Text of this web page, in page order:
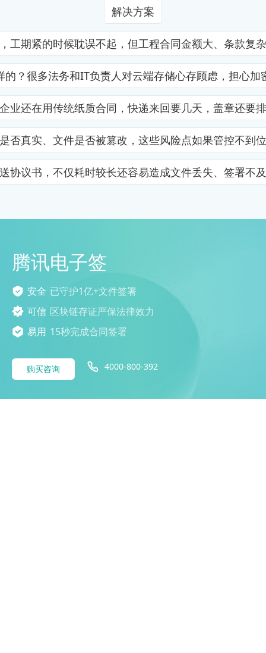
解决方案
期紧的时候耽误不起，但工程合同金额大、条款
很多法务和IT负责人对云端存储心存顾虑，担
还在用传统纸质合同，快递来回要几天，盖章还
真实、文件是否被篡改，这些风险点如果管控不
议书，不仅耗时较长还容易造成文件丢失、签署
腾讯电子签
安全 已守护1亿+文件签署
可信 区块链存证严保法律效力
易用 15秒完成合同签署
购买咨询 4000-800-392